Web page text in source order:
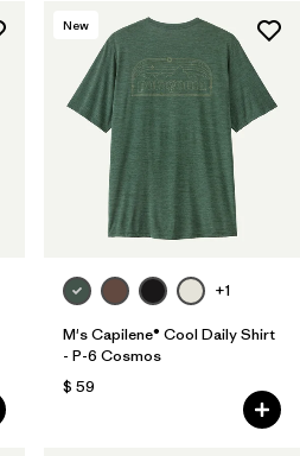
New
+1
M's Capilene® Cool Daily Shirt
- P-6 Cosmos
$ 59